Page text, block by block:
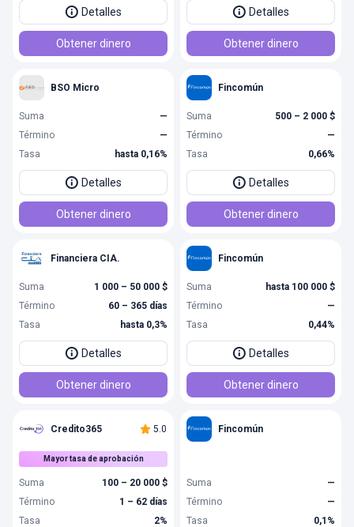
Detalles
Obtener dinero
Detalles
Obtener dinero
BSO Micro
Suma
—
Término
—
Tasa
hasta 0,16%
Detalles
Obtener dinero
Fincomún
Suma
500 – 2 000 $
Término
—
Tasa
0,66%
Detalles
Obtener dinero
Financiera CIA.
Suma
1 000 – 50 000 $
Término
60 – 365 días
Tasa
hasta 0,3%
Detalles
Obtener dinero
Fincomún
Suma
hasta 100 000 $
Término
—
Tasa
0,44%
Detalles
Obtener dinero
Credito365 5.0
Mayor tasa de aprobación
Suma
100 – 20 000 $
Término
1 – 62 días
Tasa
2%
Fincomún
Suma
—
Término
—
Tasa
0,1%